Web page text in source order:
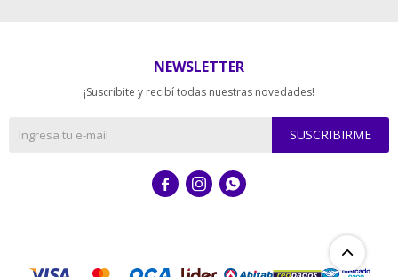
NEWSLETTER
¡Suscribite y recibí todas nuestras novedades!
SUSCRIBIRME
  